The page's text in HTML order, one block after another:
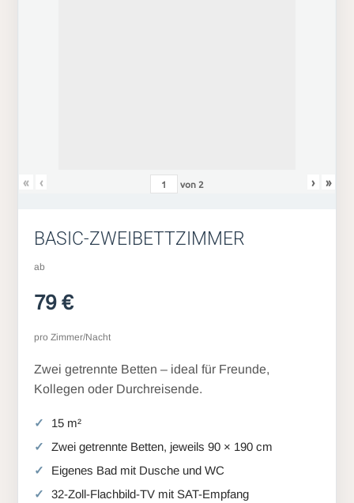
« ‹ von 2 › »
BASIC-ZWEIBETTZIMMER
ab
79 €
pro Zimmer/Nacht
Zwei getrennte Betten – ideal für Freunde,
Kollegen oder Durchreisende.
15 m²
Zwei getrennte Betten, jeweils 90 × 190 cm
Eigenes Bad mit Dusche und WC
32-Zoll-Flachbild-TV mit SAT-Empfang